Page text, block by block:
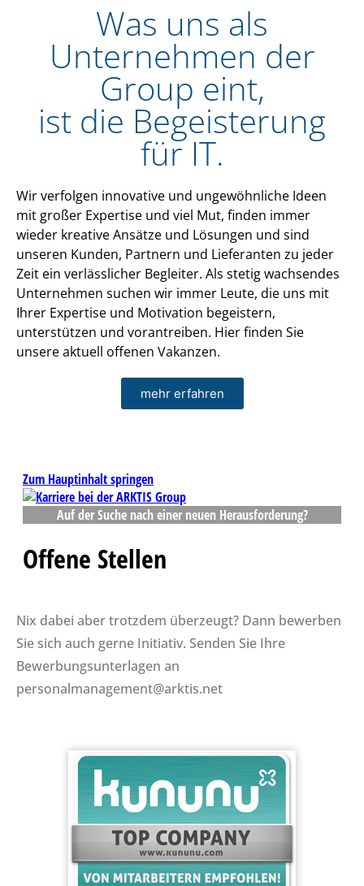
Was uns als
Unternehmen der
Group eint,
ist die Begeisterung
für IT.
Wir verfolgen innovative und ungewöhnliche Ideen
mit großer Expertise und viel Mut, finden immer
wieder kreative Ansätze und Lösungen und sind
unseren Kunden, Partnern und Lieferanten zu jeder
Zeit ein verlässlicher Begleiter. Als stetig wachsendes
Unternehmen suchen wir immer Leute, die uns mit
Ihrer Expertise und Motivation begeistern,
unterstützen und vorantreiben. Hier finden Sie
unsere aktuell offenen Vakanzen.
mehr erfahren
Nix dabei aber trotzdem überzeugt? Dann bewerben
Sie sich auch gerne Initiativ. Senden Sie Ihre
Bewerbungsunterlagen an
personalmanagement@arktis.net